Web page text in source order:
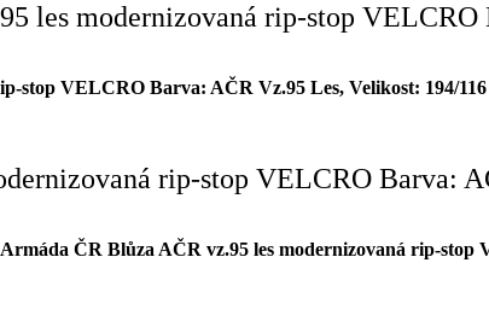
les modernizovaná rip-stop
stop VELCRO Barva: AČR Vz.95 Les, Velikost: 194/116
rip-stop VELCRO Barva:
Armáda ČR Blůza AČR vz.95 les modernizovaná rip-